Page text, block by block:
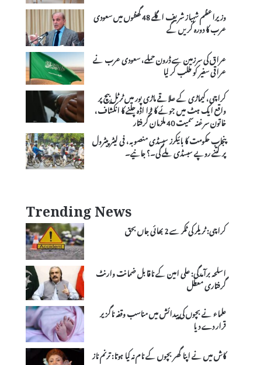
وزیراعظم شہباز شریف اگلے 48 گھنٹوں میں سعودی
عرب کا دورہ کریں گے
عراق کی سرزمین سے ڈرون حملے، سعودی عرب نے
عراقی سفیر کو طلب کر لیا
کراچی، کیماڑی کے علاقے ماڑی پور میں ٹرٹل بیچ پر
واقع ایک ہٹ میں جوئے کا بڑا اڈہ چلنے کا انکشاف،
خاتون سرغنہ سمیت 40 ملزمان گرفتار
پنجاب حکومت کا بائیکرز سبسڈی منصوبہ، فی لیٹر پیٹرول
پر کتنے روپے سبسڈی ملے گی۔؟ جانیے۔
Trending News
کراچی: ٹریلر کی ٹکر سے 2 بھائی جاں بحق
اسلحہ برآمدگی: علی امین کے ناقابل ضمانت وارنٹ
گرفتاری معطل
علماء نے بچوں کی پیدائش میں مناسب وقفہ ناگزیر
قرار دے دیا
کاش میں نے اپنا گھر بچوں کے نام نہ کیا ہوتا: ترنم ناز